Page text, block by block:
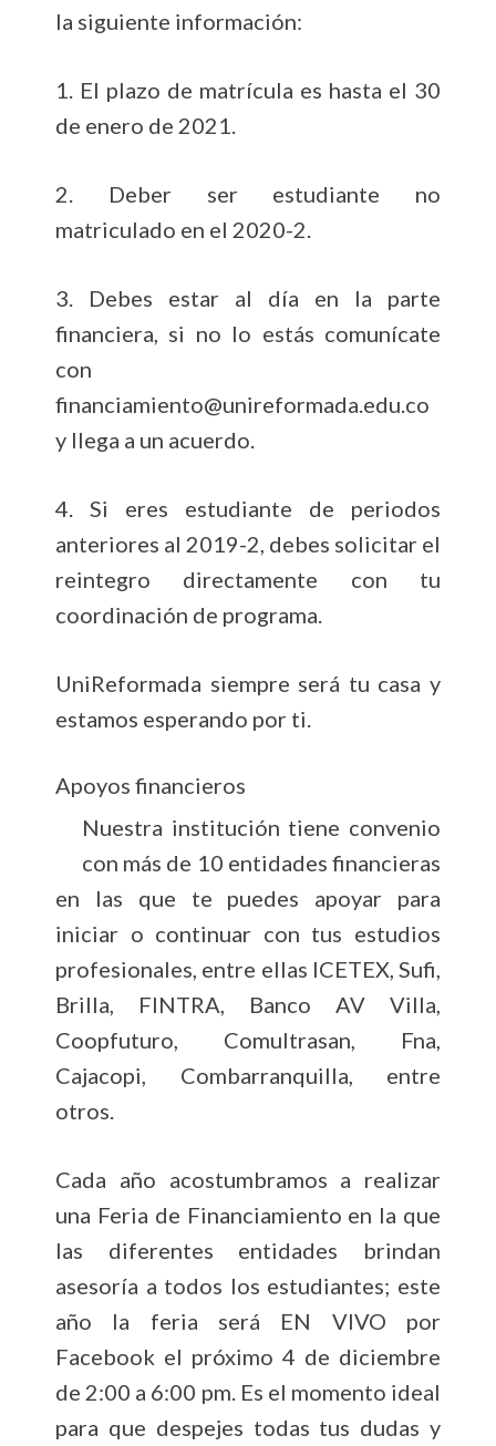
la siguiente información:
1. El plazo de matrícula es hasta el 30
de enero de 2021.
2. Deber ser estudiante no
matriculado en el 2020-2.
3. Debes estar al día en la parte
financiera, si no lo estás comunícate
con
financiamiento@unireformada.edu.co
y llega a un acuerdo.
4. Si eres estudiante de periodos
anteriores al 2019-2, debes solicitar el
reintegro directamente con tu
coordinación de programa.
UniReformada siempre será tu casa y
estamos esperando por ti.
Apoyos financieros
Nuestra institución tiene convenio
con más de 10 entidades financieras
en las que te puedes apoyar para
iniciar o continuar con tus estudios
profesionales, entre ellas ICETEX, Sufi,
Brilla, FINTRA, Banco AV Villa,
Coopfuturo, Comultrasan, Fna,
Cajacopi, Combarranquilla, entre
otros.
Cada año acostumbramos a realizar
una Feria de Financiamiento en la que
las diferentes entidades brindan
asesoría a todos los estudiantes; este
año la feria será EN VIVO por
Facebook el próximo 4 de diciembre
de 2:00 a 6:00 pm. Es el momento ideal
para que despejes todas tus dudas y